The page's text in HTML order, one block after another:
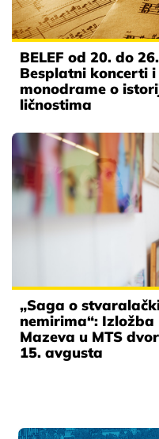
BELEF od 20. do
Besplatni koncerti i
monodrame o
ličnostima
„Saga o
nemirima“: Izložba
Mazeva u MTS
15. avgusta